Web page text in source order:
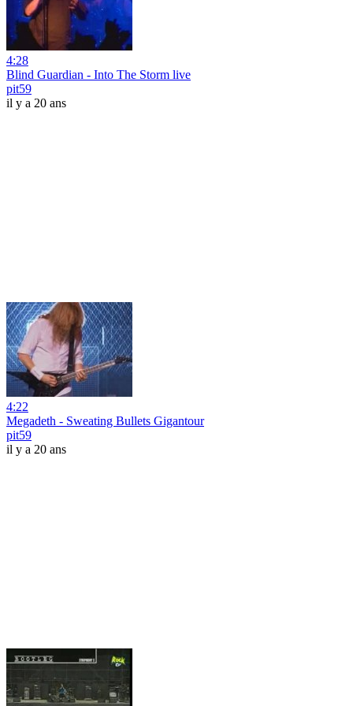
4:28
Blind Guardian - Into The Storm live
pit59
il y a 20 ans
4:22
Megadeth - Sweating Bullets Gigantour
pit59
il y a 20 ans